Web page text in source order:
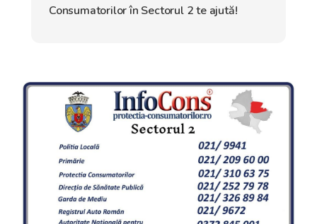
Consumatorilor în Sectorul 2 te ajută!